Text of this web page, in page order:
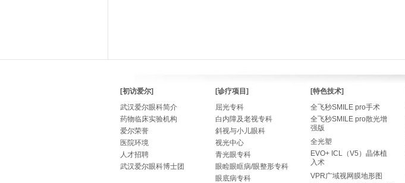
[初访爱尔]
武汉爱尔眼科简介
药物临床实验机构
爱尔荣誉
医院环境
人才招聘
武汉爱尔眼科博士团
[诊疗项目]
屈光专科
白内障及老视专科
斜视与小儿眼科
视光中心
青光眼专科
眼睑眼眶病/眼整形专科
眼底病专科
[特色技术]
全飞秒SMILE pro手术
全飞秒SMILE pro散光增
强版
全光塑
EVO+ ICL（V5）晶体植
入术
VPR广域视网膜地形图